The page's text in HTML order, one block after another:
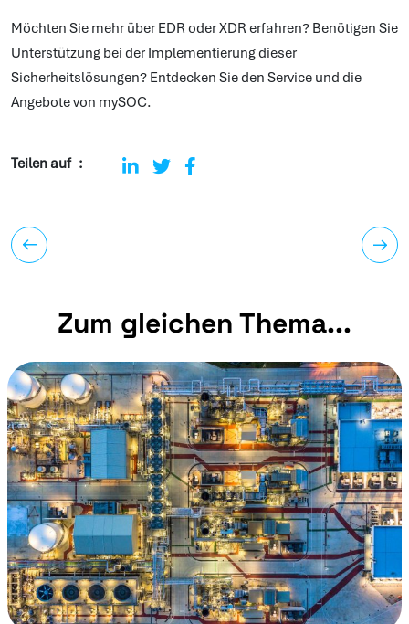
Möchten Sie mehr über EDR oder XDR erfahren? Benötigen Sie
Unterstützung bei der Implementierung dieser
Sicherheitslösungen? Entdecken Sie den Service und die
Angebote von mySOC.
Teilen auf
Zum gleichen Thema...